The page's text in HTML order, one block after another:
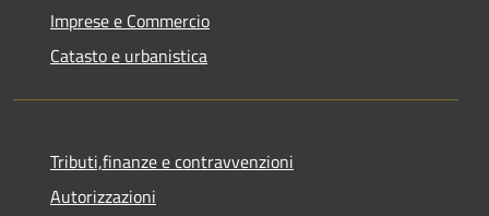
Imprese e Commercio
Catasto e urbanistica
Tributi,finanze e contravvenzioni
Autorizzazioni